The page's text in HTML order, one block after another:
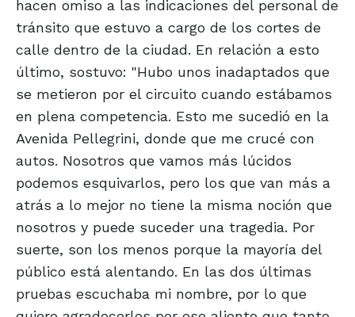
hacen omiso a las indicaciones del personal de
tránsito que estuvo a cargo de los cortes de
calle dentro de la ciudad. En relación a esto
último, sostuvo: "Hubo unos inadaptados que
se metieron por el circuito cuando estábamos
en plena competencia. Esto me sucedió en la
Avenida Pellegrini, donde que me crucé con
autos. Nosotros que vamos más lúcidos
podemos esquivarlos, pero los que van más a
atrás a lo mejor no tiene la misma noción que
nosotros y puede suceder una tragedia. Por
suerte, son los menos porque la mayoría del
público está alentando. En las dos últimas
pruebas escuchaba mi nombre, por lo que